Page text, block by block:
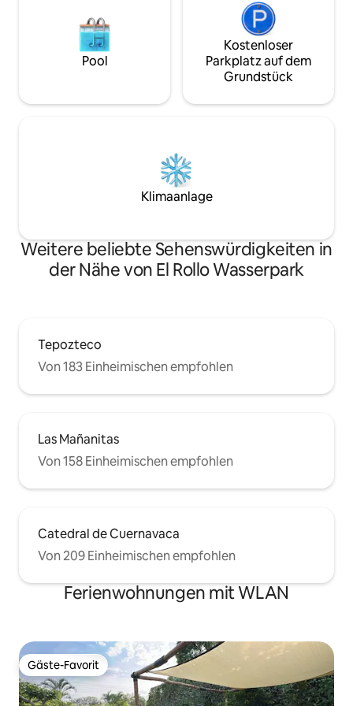
Pool
Kostenloser
Parkplatz auf dem
Grundstück
Klimaanlage
Weitere beliebte Sehenswürdigkeiten in
der Nähe von El Rollo Wasserpark
Tepozteco
Von 183 Einheimischen empfohlen
Las Mañanitas
Von 158 Einheimischen empfohlen
Catedral de Cuernavaca
Von 209 Einheimischen empfohlen
Ferienwohnungen mit WLAN
Gäste-Favorit
Gäste-Favorit